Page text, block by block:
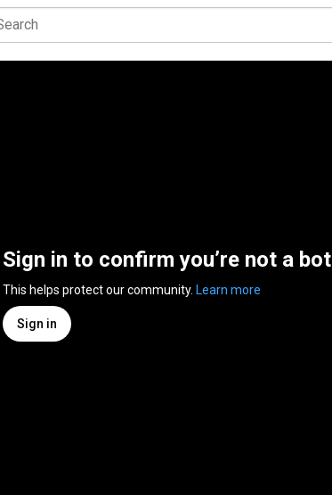
Sign in to confirm you’re not a bot
This helps protect our community. Learn more
Sign in